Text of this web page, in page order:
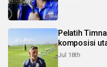
Pelatih
komposisi
Jul 18th